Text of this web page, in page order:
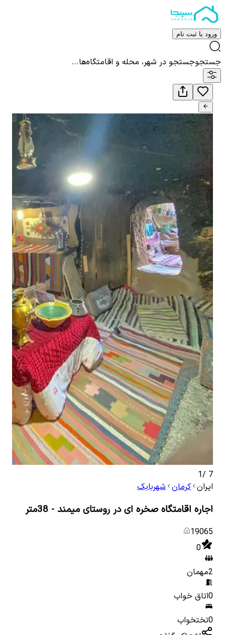
ورود یا ثبت نام
جستجوجستجو در شهر، محله و اقامتگاه‌ها...
7
/
1
ایران کرمان شهربابک
اجاره اقامتگاه صخره ای در روستای میمند - 38متر
19065
0
2مهمان
0اتاق خواب
0تختخواب